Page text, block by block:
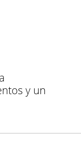
y un